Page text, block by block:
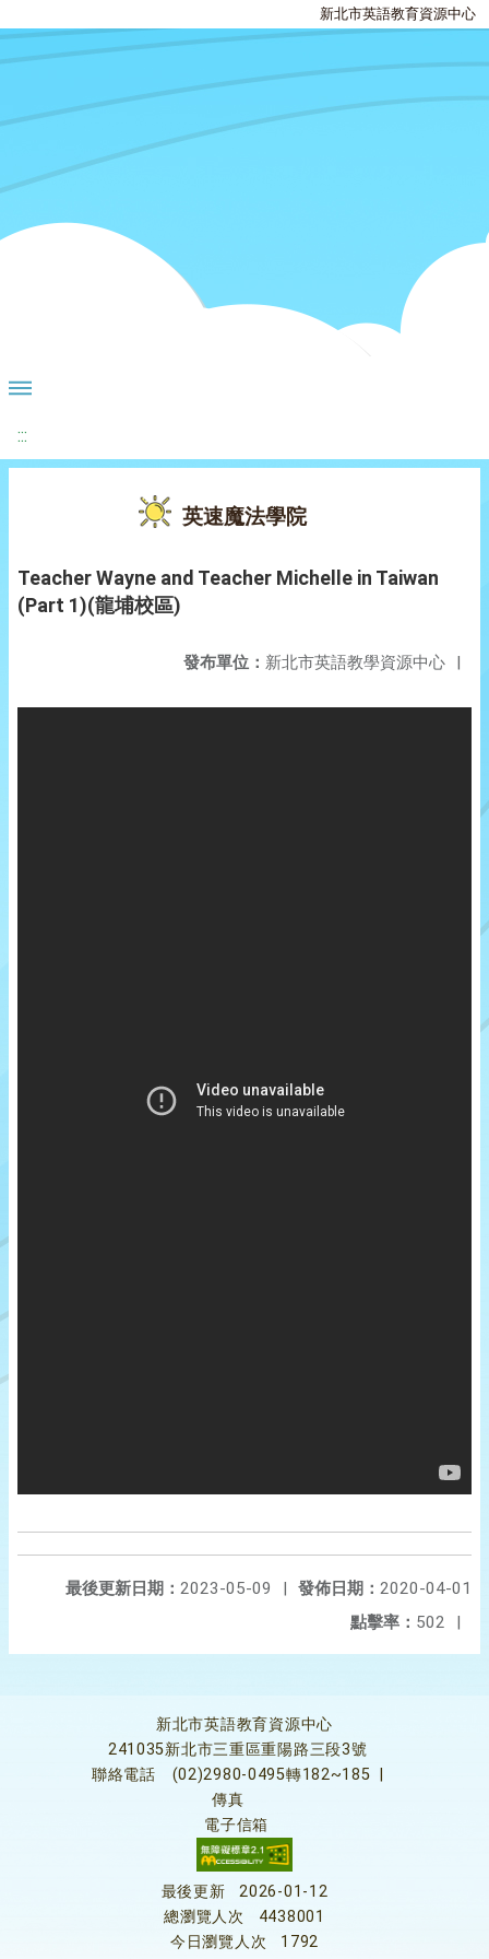
新北市英語教育資源中心
:::
英速魔法學院
Teacher Wayne and Teacher Michelle in Taiwan
(Part 1)(龍埔校區)
發布單位： 新北市英語教學資源中心 |
發佈日期： 2020-04-01
最後更新日期： 2023-05-09
|
點擊率： 502 |
新北市英語教育資源中心
241035新北市三重區重陽路三段3號
聯絡電話
(02)2980-0495轉182~185
傳真
電子信箱
最後更新
2026-01-12
總瀏覽人次
4438001
今日瀏覽人次
1792